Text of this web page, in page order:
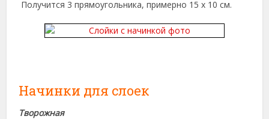
Получится 3 прямоугольника, примерно 15 х 10 см.
Начинки для слоек
Творожная